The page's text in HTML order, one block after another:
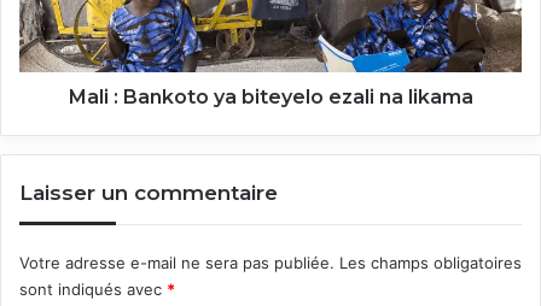
na
likama
Mali : Bankoto ya biteyelo ezali na likama
Laisser un commentaire
Votre adresse e-mail ne sera pas publiée. Les champs obligatoires
sont indiqués avec *